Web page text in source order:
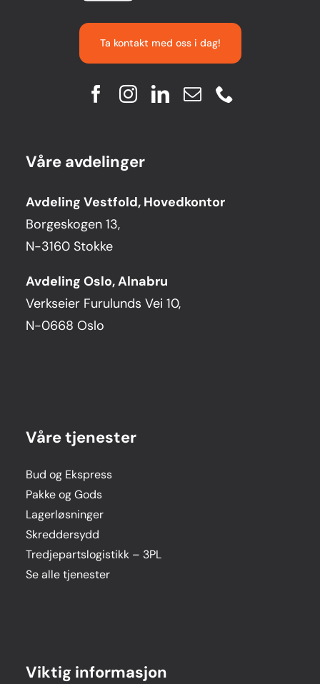
Ta kontakt med oss i dag!
Våre avdelinger
Avdeling Vestfold, Hovedkontor
Borgeskogen 13,
N-3160 Stokke
Avdeling Oslo, Alnabru
Verkseier Furulunds Vei 10,
N-0668 Oslo
Våre tjenester
Bud og Ekspress
Pakke og Gods
Lagerløsninger
Skreddersydd
Tredjepartslogistikk – 3PL
Se alle tjenester
Viktig informasjon